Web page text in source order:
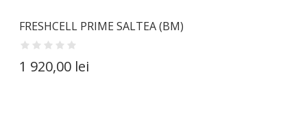
FRESHCELL PRIME SALTEA (BM)
1 920,00 lei